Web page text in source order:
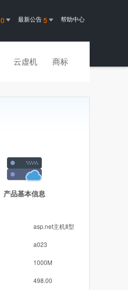
0 最新公告5 帮助中心
云虚机 商标
产品基本信息
asp.net主机Ⅱ型
a023
1000M
498.00